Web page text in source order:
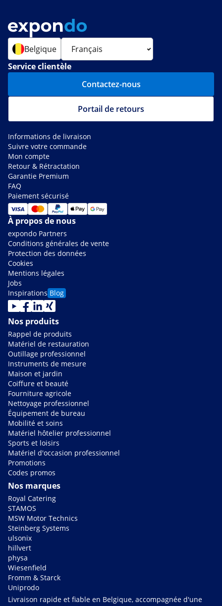
Belgique
Service clientèle
Contactez-nous
Portail de retours
Informations de livraison
Suivre votre commande
Mon compte
Retour & Rétractation
Garantie Premium
FAQ
Paiement sécurisé
À propos de nous
expondo Partners
Conditions générales de vente
Protection des données
Cookies
Mentions légales
Jobs
Inspirations Blog
Nos produits
Rappel de produits
Matériel de restauration
Outillage professionnel
Instruments de mesure
Maison et jardin
Coiffure et beauté
Fourniture agricole
Nettoyage professionnel
Équipement de bureau
Mobilité et soins
Matériel hôtelier professionnel
Sports et loisirs
Matériel d'occasion professionnel
Promotions
Codes promos
Nos marques
Royal Catering
STAMOS
MSW Motor Technics
Steinberg Systems
ulsonix
hillvert
physa
Wiesenfield
Fromm & Starck
Uniprodo
Livraison rapide et fiable en Belgique, accompagnée d'une